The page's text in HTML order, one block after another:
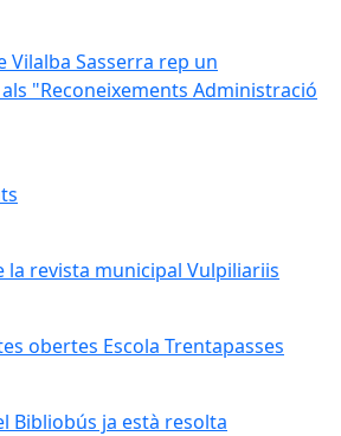
Vilalba Sasserra rep un
Vilalba Sasserra rep un
"Reconeixements Administració
la revista municipal Vulpiliariis
la revista municipal Vulpiliariis
obertes Escola Trentapasses
obertes Escola Trentapasses
Bibliobús ja està resolta
Bibliobús ja està resolta